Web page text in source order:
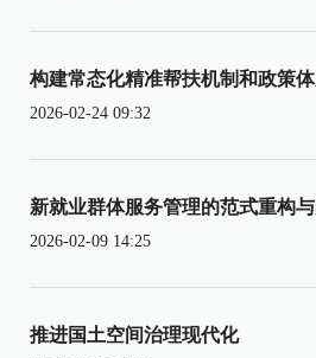
构建常态化精准帮扶机制和政策
2026-02-24 09:32
新就业群体服务管理的范式重构
2026-02-09 14:25
推进国土空间治理现代化